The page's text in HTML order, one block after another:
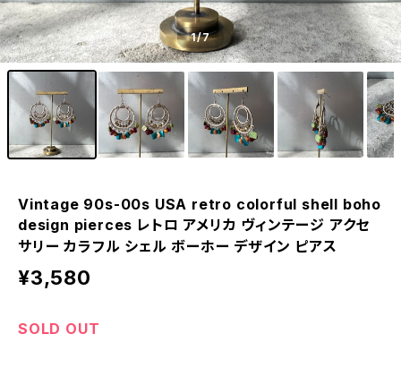
1/7
Vintage 90s-00s USA retro colorful shell boho
design pierces レトロ アメリカ ヴィンテージ アクセ
サリー カラフル シェル ボーホー デザイン ピアス
¥3,580
SOLD OUT